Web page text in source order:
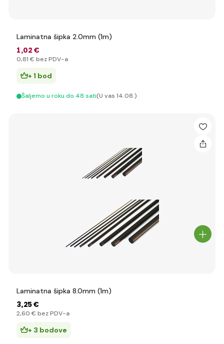
Laminatna šipka 2.0mm (1m)
1,02 €
0,81 € bez PDV-a
+ 1 bod
Šaljemo u roku do 48 sati(U vas 14.08.)
Laminatna šipka 8.0mm (1m)
3,25 €
2,60 € bez PDV-a
+ 3 bodove